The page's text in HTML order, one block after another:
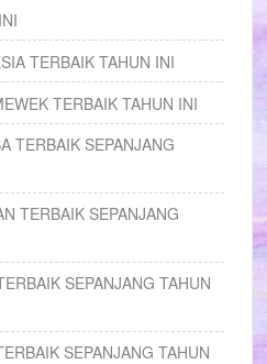
TERBAIK TAHUN INI
TERBAIK TAHUN INI
TERBAIK SEPANJANG
TERBAIK SEPANJANG
SEPANJANG TAHUN
SEPANJANG TAHUN